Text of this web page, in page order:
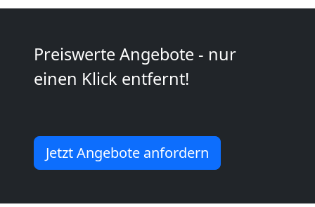
Preiswerte Angebote - nur
einen Klick entfernt!
Jetzt Angebote anfordern
Internationaler
Umzug
Nationaler
Umzug